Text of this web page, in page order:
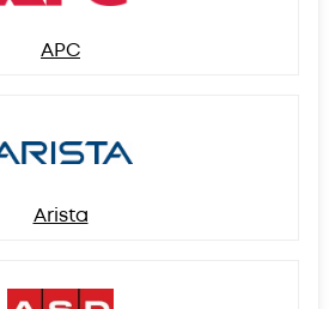
APC
Arista